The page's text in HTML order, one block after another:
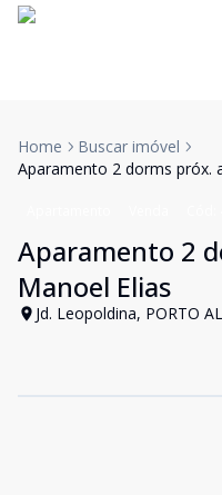
Home
Buscar imóvel
Aparamento 2 dorms próx.
Aparamento 2
Manoel Elias
Jd. Leopoldina, PORTO